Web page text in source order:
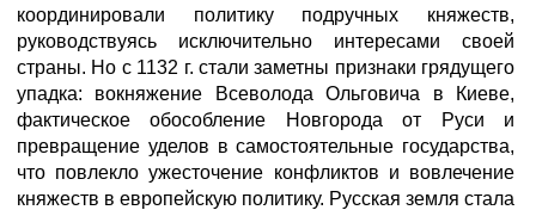
координировали политику подручных княжеств,
руководствуясь исключительно интересами своей
страны. Но с 1132 г. стали заметны признаки грядущего
упадка: вокняжение Всеволода Ольговича в Киеве,
фактическое обособление Новгорода от Руси и
превращение уделов в самостоятельные государства,
что повлекло ужесточение конфликтов и вовлечение
княжеств в европейскую политику. Русская земля стала